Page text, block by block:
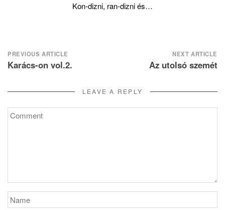
Kon-dizni, ran-dizni és…
Post
navigation
PREVIOUS ARTICLE
Karács-on vol.2.
NEXT ARTICLE
Az utolsó szemét
LEAVE A REPLY